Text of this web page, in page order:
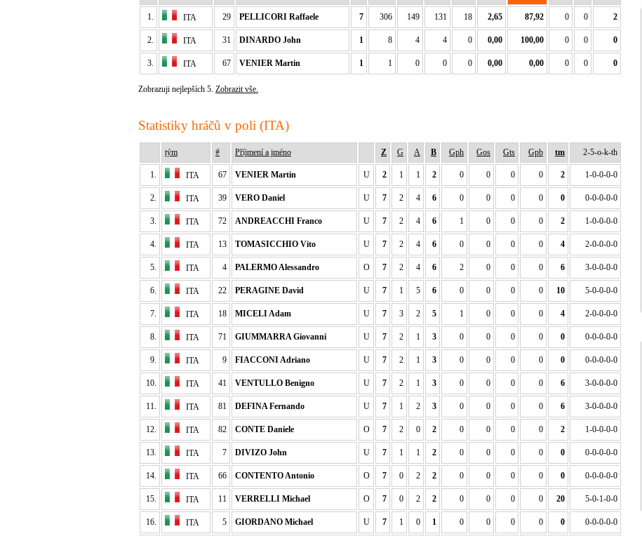
1. ITA 29 PELLICORI Raffaele 7 306 149 131 18 2,65 87,92 0 0 2
2. ITA 31 DINARDO John 1 8 4 4 0 0,00 100,00 0 0 0
3. ITA 67 VENIER Martin 1 1 0 0 0 0,00 0,00 0 0 0
Zobrazuji nejlepších 5. Zobrazit vše.
Statistiky hráčů v poli (ITA)
tým # Příjmení a jméno Z G A B Gph Gos Gts Gpb tm 2-5-o-k-th
1. ITA 67 VENIER Martin U 2 1 1 2 0 0 0 0 2 1-0-0-0-0
2. ITA 39 VERO Daniel U 7 2 4 6 0 0 0 0 0 0-0-0-0-0
3. ITA 72 ANDREACCHI Franco U 7 2 4 6 1 0 0 0 2 1-0-0-0-0
4. ITA 13 TOMASICCHIO Vito U 7 2 4 6 0 0 0 0 4 2-0-0-0-0
5. ITA 4 PALERMO Alessandro O 7 2 4 6 2 0 0 0 6 3-0-0-0-0
6. ITA 22 PERAGINE David U 7 1 5 6 0 0 0 0 10 5-0-0-0-0
7. ITA 18 MICELI Adam U 7 3 2 5 1 0 0 0 4 2-0-0-0-0
8. ITA 71 GIUMMARRA Giovanni U 7 2 1 3 0 0 0 0 0 0-0-0-0-0
9. ITA 9 FIACCONI Adriano U 7 2 1 3 0 0 0 0 0 0-0-0-0-0
10. ITA 41 VENTULLO Benigno U 7 2 1 3 0 0 0 0 6 3-0-0-0-0
11. ITA 81 DEFINA Fernando U 7 1 2 3 0 0 0 0 6 3-0-0-0-0
12. ITA 82 CONTE Daniele O 7 2 0 2 0 0 0 0 2 1-0-0-0-0
13. ITA 7 DIVIZO John U 7 1 1 2 0 0 0 0 0 0-0-0-0-0
14. ITA 66 CONTENTO Antonio O 7 0 2 2 0 0 0 0 0 0-0-0-0-0
15. ITA 11 VERRELLI Michael O 7 0 2 2 0 0 0 0 20 5-0-1-0-0
16. ITA 5 GIORDANO Michael U 7 1 0 1 0 0 0 0 0 0-0-0-0-0